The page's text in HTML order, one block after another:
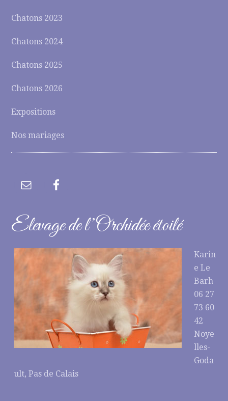
Chatons 2023
Chatons 2024
Chatons 2025
Chatons 2026
Expositions
Nos mariages
Elevage de l’Orchidée étoilé
Karin
e Le
Barh
06 27
73 60
42
Noye
lles-
Goda
ult, Pas de Calais